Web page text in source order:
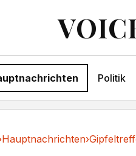
Politik
Hauptnachrichten›